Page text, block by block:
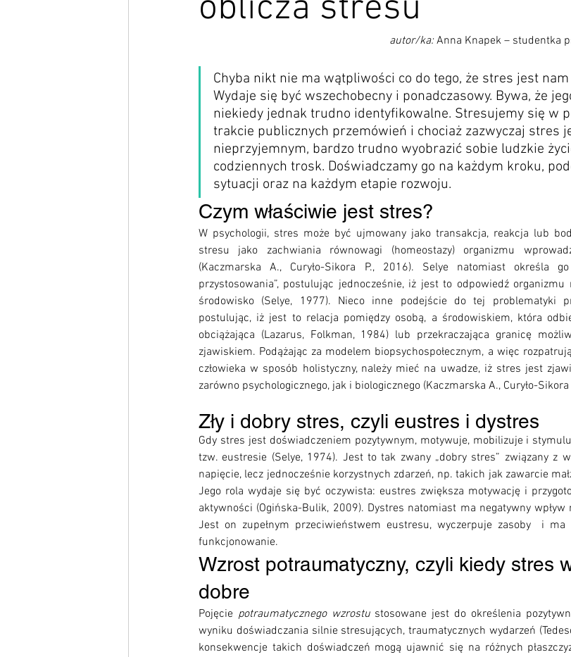
oblicza stresu
autor/ka: Anna Knapek – studentka
Chyba nikt nie ma wątpliwości co do tego, że stres jest
Wydaje się być wszechobecny i ponadczasowy. Bywa, że
niekiedy jednak trudno identyfikowalne. Stresujemy się w
trakcie publicznych przemówień i chociaż zazwyczaj stres
nieprzyjemnym, bardzo trudno wyobrazić sobie ludzkie
codziennych trosk. Doświadczamy go na każdym kroku,
sytuacji oraz na każdym etapie rozwoju.
Czym właściwie jest stres?
W psychologii, stres może być ujmowany jako transakcja, reakcja lub
stresu jako zachwiania równowagi (homeostazy) organizmu
(Kaczmarska A., Curyło-Sikora P., 2016). Selye natomiast określa
przystosowania”, postulując jednocześnie, iż jest to odpowiedź
środowisko (Selye, 1977). Nieco inne podejście do tej problematyki
postulując, iż jest to relacja pomiędzy osobą, a środowiskiem, która
obciążająca (Lazarus, Folkman, 1984) lub przekraczająca granicę
zjawiskiem. Podążając za modelem biopsychospołecznym, a więc
człowieka w sposób holistyczny, należy mieć na uwadze, iż stres jest
zarówno psychologicznego, jak i biologicznego (Kaczmarska A., Curyło-Sikora
Zły i dobry stres, czyli eustres i dystres
Gdy stres jest doświadczeniem pozytywnym, motywuje, mobilizuje i
tzw. eustresie (Selye, 1974). Jest to tak zwany „dobry stres” związany z
napięcie, lecz jednocześnie korzystnych zdarzeń, np. takich jak zawarcie
Jego rola wydaje się być oczywista: eustres zwiększa motywację i
aktywności (Ogińska-Bulik, 2009). Dystres natomiast ma negatywny
Jest on zupełnym przeciwieństwem eustresu, wyczerpuje zasoby  i ma
funkcjonowanie.
Wzrost potraumatyczny, czyli kiedy stres
dobre
Pojęcie potraumatycznego wzrostu stosowane jest do określenia
wyniku doświadczania silnie stresujących, traumatycznych wydarzeń
konsekwencje takich doświadczeń mogą ujawnić się na różnych